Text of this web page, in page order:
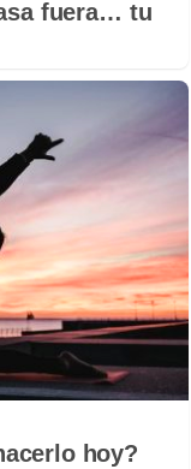
fuera… tu
hoy?